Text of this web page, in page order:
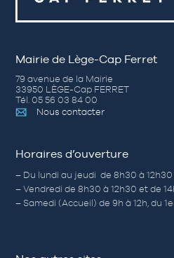
Mairie de Lège-Cap Ferret
79 avenue de la Mairie
33950 LÈGE-Cap FERRET
Tél. 05 56 03 84 00
Nous contacter
Horaires d’ouverture
– Du lundi au jeudi de 8h30 à 12h30
– Vendredi de 8h30 à 12h30 et de
– Samedi (Accueil) de 9h à 12h, du